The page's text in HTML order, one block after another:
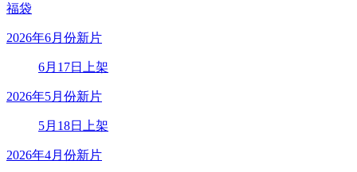
福袋
2026年6月份新片
6月17日上架
2026年5月份新片
5月18日上架
2026年4月份新片